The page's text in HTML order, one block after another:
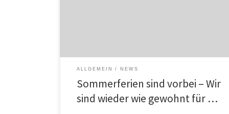
ALLGEMEIN NEWS
Sommerferien sind vorbei – Wir
sind wieder wie gewohnt für …